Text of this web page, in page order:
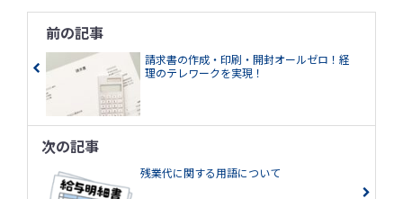
前の記事
請求書の作成・印刷・開封オールゼロ！経
理のテレワークを実現！
次の記事
残業代に関する用語について